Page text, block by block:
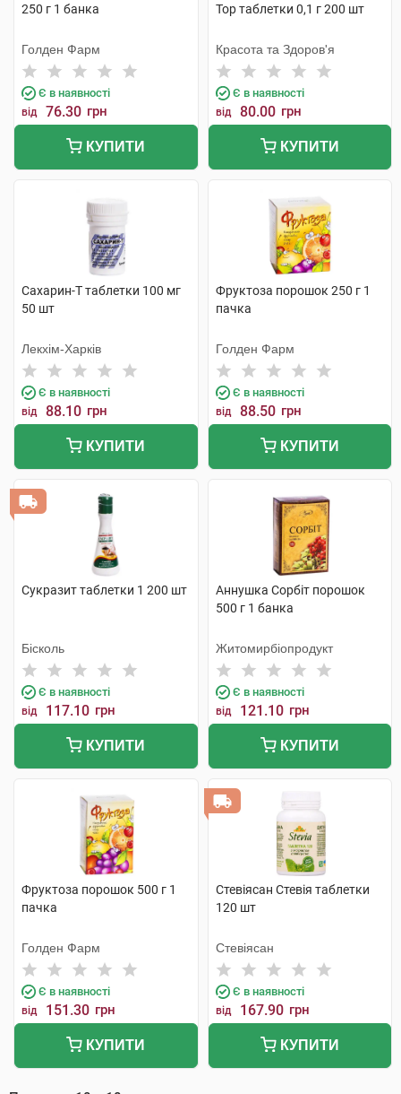
250 г 1 банка
Голден Фарм
Є в наявності
від 76.30 грн
КУПИТИ
Top таблетки 0,1 г 200 шт
Красота та Здоров'я
Є в наявності
від 80.00 грн
КУПИТИ
Сахарин-Т таблетки 100 мг
50 шт
Лекхім-Харків
Є в наявності
від 88.10 грн
КУПИТИ
Фруктоза порошок 250 г 1
пачка
Голден Фарм
Є в наявності
від 88.50 грн
КУПИТИ
Сукразит таблетки 1 200 шт
Бісколь
Є в наявності
від 117.10 грн
КУПИТИ
Аннушка Сорбіт порошок
500 г 1 банка
Житомирбіопродукт
Є в наявності
від 121.10 грн
КУПИТИ
Фруктоза порошок 500 г 1
пачка
Голден Фарм
Є в наявності
від 151.30 грн
КУПИТИ
Стевіясан Стевія таблетки
120 шт
Стевіясан
Є в наявності
від 167.90 грн
КУПИТИ